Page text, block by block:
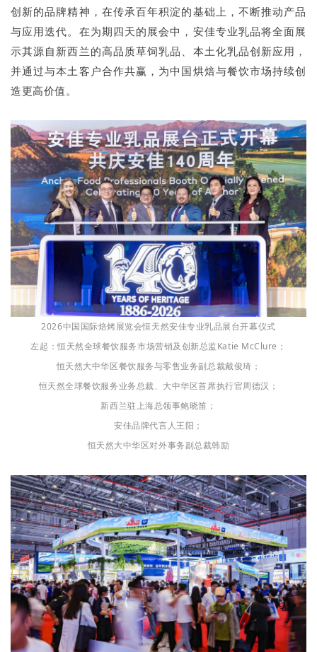
创新的品牌精神，在传承百年积淀的基础上，不断推动产品
与应用迭代。在为期四天的展会中，安佳专业乳品将全面展
示其源自新西兰的高品质草饲乳品、本土化乳品创新应用，
并通过与本土客户合作共赢，为中国烘焙与餐饮市场持续创
造更高价值。
2026中国国际焙烤展览会恒天然安佳专业乳品展台开幕仪式
左起：恒天然全球餐饮服务市场营销及创新总监Katie McClure；
恒天然大中华区餐饮服务与零售业务副总裁戴俊琦；
恒天然全球餐饮服务业务总裁、大中华区首席执行官周德汉；
新西兰驻上海总领事鲍晓笛；
安佳品牌代言人王阳；
恒天然大中华区对外事务副总裁韩励